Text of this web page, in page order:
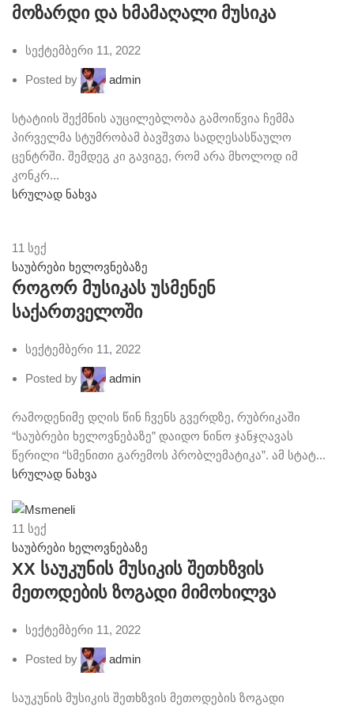
მოზარდი და ხმამაღალი მუსიკა
სექტემბერი 11, 2022
Posted by admin
სტატიის შექმნის აუცილებლობა გამოიწვია ჩემმა
პირველმა სტუმრობამ ბავშვთა სადღესასწაულო
ცენტრში. შემდეგ კი გავიგე, რომ არა მხოლოდ იმ
კონკრ...
სრულად ნახვა
11 სექ
საუბრები ხელოვნებაზე
როგორ მუსიკას უსმენენ
საქართველოში
სექტემბერი 11, 2022
Posted by admin
რამოდენიმე დღის წინ ჩვენს გვერდზე, რუბრიკაში
“საუბრები ხელოვნებაზე” დაიდო ნინო ჯანჯღავას
წერილი “სმენითი გარემოს პრობლემატიკა”. ამ სტატ...
სრულად ნახვა
11 სექ
საუბრები ხელოვნებაზე
XX საუკუნის მუსიკის შეთხზვის
მეთოდების ზოგადი მიმოხილვა
სექტემბერი 11, 2022
Posted by admin
საუკუნის მუსიკის შეთხზვის მეთოდების ზოგადი